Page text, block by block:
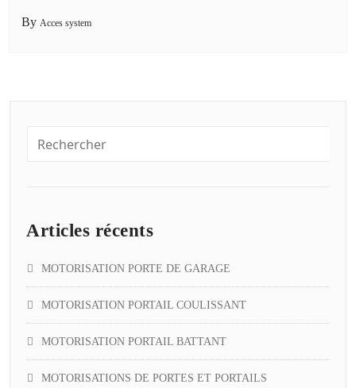
By Acces system
Articles récents
MOTORISATION PORTE DE GARAGE
MOTORISATION PORTAIL COULISSANT
MOTORISATION PORTAIL BATTANT
MOTORISATIONS DE PORTES ET PORTAILS